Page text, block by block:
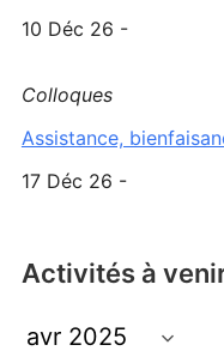
10 Déc 26 -
Colloques
Assistance,
17 Déc 26 -
Activités à